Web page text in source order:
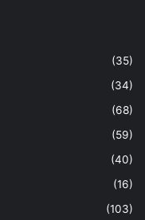
(35)
(34)
(68)
(59)
(40)
(16)
(103)